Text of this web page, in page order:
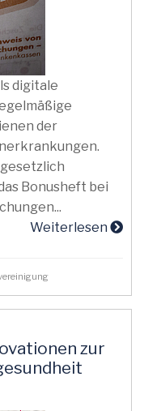
digitale
der
Bonusheft bei
Weiterlesen
zur